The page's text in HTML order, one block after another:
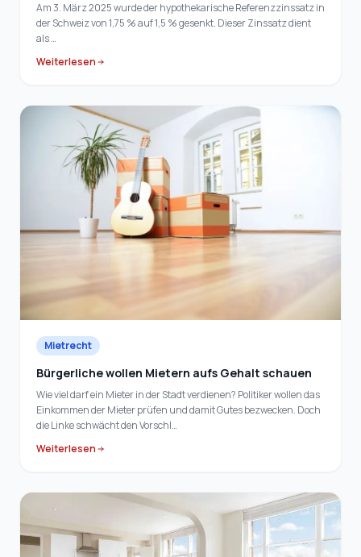
Am 3. März 2025 wurde der hypothekarische Referenzzinssatz in
der Schweiz von 1,75 % auf 1,5 % gesenkt. Dieser Zinssatz dient
als …
Weiterlesen
Mietrecht
Bürgerliche wollen Mietern aufs Gehalt schauen
Wie viel darf ein Mieter in der Stadt verdienen? Politiker wollen das
Einkommen der Mieter prüfen und damit Gutes bezwecken. Doch
die Linke schwächt den Vorschl…
Weiterlesen